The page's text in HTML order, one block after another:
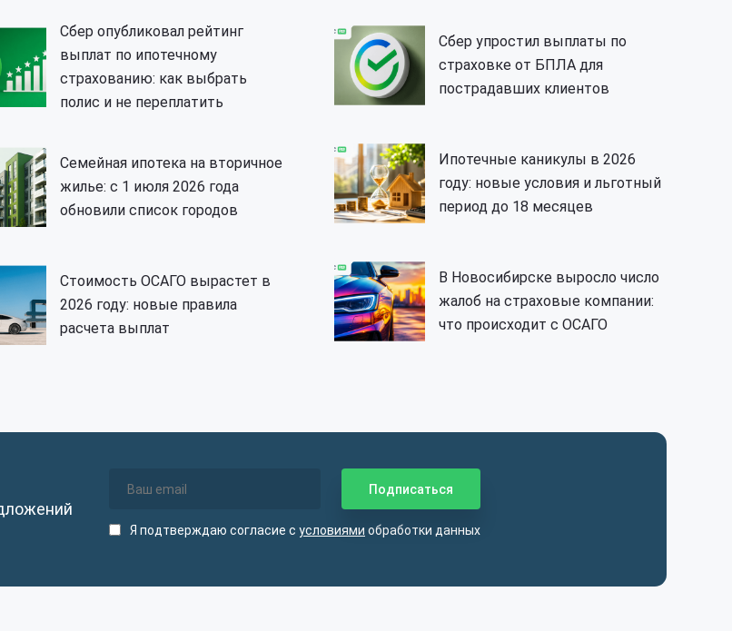
Сбер опубликовал рейтинг
выплат по ипотечному
страхованию: как выбрать
полис и не переплатить
Семейная ипотека на вторичное
жилье: с 1 июля 2026 года
обновили список городов
Стоимость ОСАГО вырастет в
2026 году: новые правила
расчета выплат
Сбер упростил выплаты по
страховке от БПЛА для
пострадавших клиентов
Ипотечные каникулы в 2026
году: новые условия и льготный
период до 18 месяцев
В Новосибирске выросло число
жалоб на страховые компании:
что происходит с ОСАГО
Я подтверждаю согласие с условиями обработки данных